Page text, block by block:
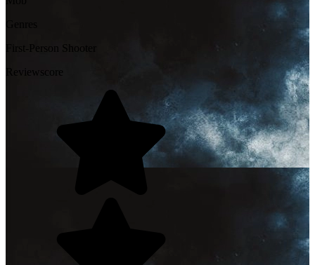
First-Person Shooter
Reviewscore